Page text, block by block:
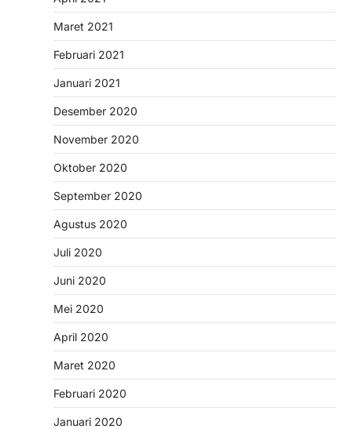
Maret 2021
Februari 2021
Januari 2021
Desember 2020
November 2020
Oktober 2020
September 2020
Agustus 2020
Juli 2020
Juni 2020
Mei 2020
April 2020
Maret 2020
Februari 2020
Januari 2020